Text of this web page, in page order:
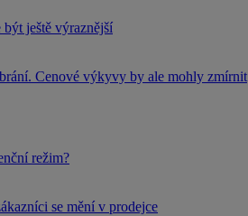
ještě výraznější
Cenové výkyvy by ale mohly zmírnit
režim?
se mění v prodejce